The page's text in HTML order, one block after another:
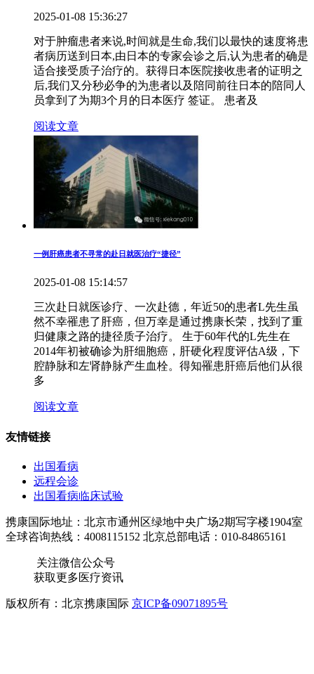
2025-01-08 15:36:27
对于肿瘤患者来说,时间就是生命,我们以最快的速度将患
者病历送到日本,由日本的专家会诊之后,认为患者的确是
适合接受质子治疗的。获得日本医院接收患者的证明之
后,我们又分秒必争的为患者以及陪同前往日本的陪同人
员拿到了为期3个月的日本医疗 签证。 患者及
阅读文章
一例肝癌患者不寻常的赴日就医治疗“捷径”
2025-01-08 15:14:57
三次赴日就医诊疗、一次赴德，年近50的患者L先生虽
然不幸罹患了肝癌，但万幸是通过携康长荣，找到了重
归健康之路的捷径质子治疗。 生于60年代的L先生在
2014年初被确诊为肝细胞癌，肝硬化程度评估A级，下
腔静脉和左肾静脉产生血栓。得知罹患肝癌后他们从很
多
阅读文章
友情链接
出国看病
远程会诊
出国看病临床试验
携康国际地址：北京市通州区绿地中央广场2期写字楼1904室
全球咨询热线：4008115152 北京总部电话：010-84865161
关注微信公众号
获取更多医疗资讯
版权所有：北京携康国际 京ICP备09071895号